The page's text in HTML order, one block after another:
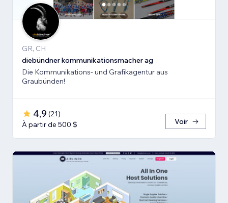
GR, CH
diebündner kommunikationsmacher ag
Die Kommunikations- und Grafikagentur aus
Graubünden!
4,9 (21)
À partir de 500 $
Voir